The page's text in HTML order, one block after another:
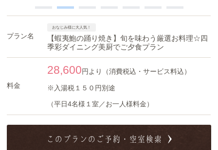
プラン名
おなじみ様に大人気！
【蝦夷鮑の踊り焼き】旬を味わう厳選お料理☆四
季彩ダイニング美厨でご夕食プラン
料金
28,600 円より（消費税込・サービス料込）
※入湯税１５０円別途
（平日4名様１室／お一人様料金）
このプランのご予約・空室検索